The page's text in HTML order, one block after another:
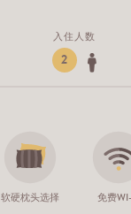
入住人数
2
软硬枕头选择 免费